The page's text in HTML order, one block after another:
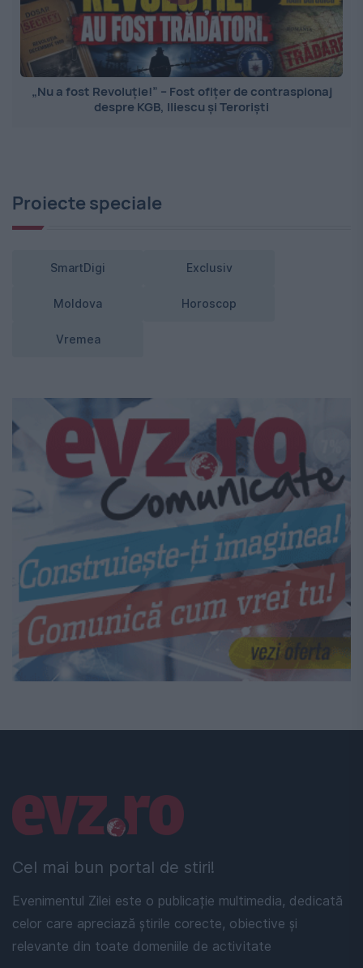
„Nu a fost Revoluție!” – Fost ofițer de contraspionaj
despre KGB, Iliescu și Teroriști
Proiecte speciale
SmartDigi Exclusiv
Moldova Horoscop
Vremea
Cel mai bun portal de stiri!
Evenimentul Zilei este o publicație multimedia, dedicată
celor care apreciază știrile corecte, obiective și
relevante din toate domeniile de activitate
Linkuri utile